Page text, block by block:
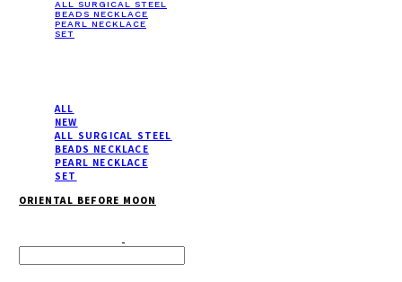
ALL SURGICAL STEEL
BEADS NECKLACE
PEARL NECKLACE
SET
ALL
NEW
ALL SURGICAL STEEL
BEADS NECKLACE
PEARL NECKLACE
SET
ORIENTAL BEFORE MOON